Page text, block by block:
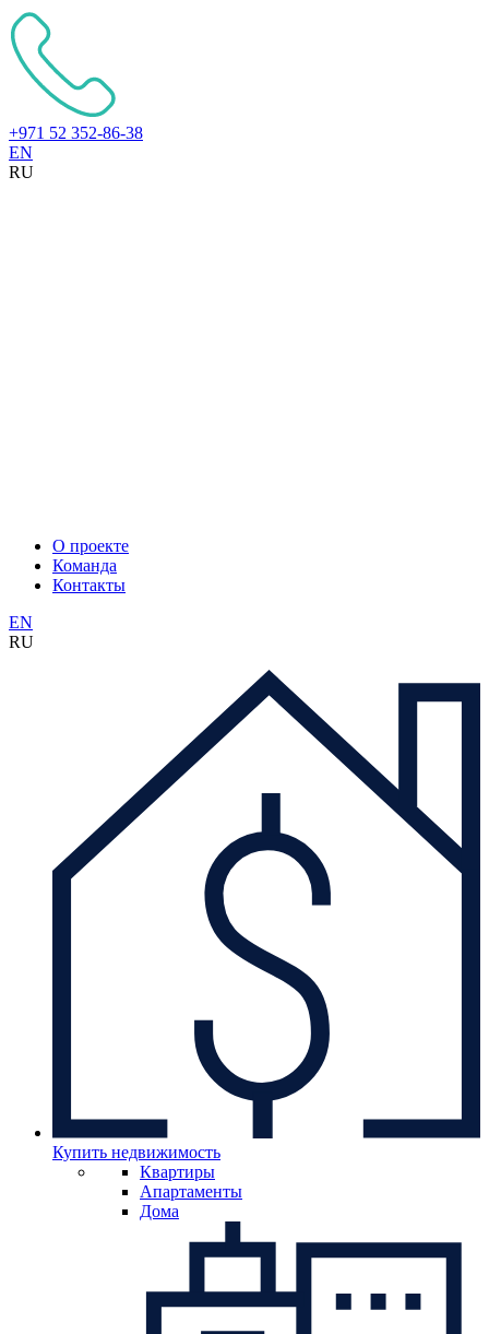
+971 52 352-86-38
EN
RU
О проекте
Команда
Контакты
EN
RU
Купить недвижимость
Квартиры
Апартаменты
Дома